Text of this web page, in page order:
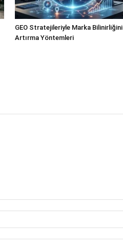
GEO Stratejileriyle Marka Bilinirliğini
Artırma Yöntemleri